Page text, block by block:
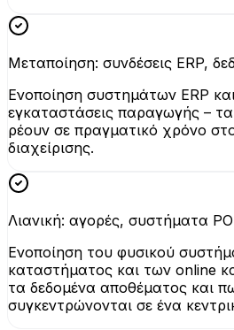
Μεταποίηση: συνδέσεις ERP,
Ενοποίηση συστημάτων ERP
εγκαταστάσεις παραγωγής –
ρέουν σε πραγματικό χρόνο
διαχείρισης.
Λιανική: αγορές, συστήματα
Ενοποίηση του φυσικού
καταστήματος και των online
τα δεδομένα αποθέματος και
συγκεντρώνονται σε ένα